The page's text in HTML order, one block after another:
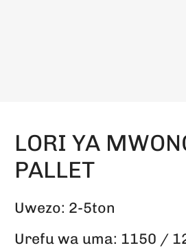
LORI YA
PALLET
Uwezo: 2-5ton
Urefu wa uma: 1150 /